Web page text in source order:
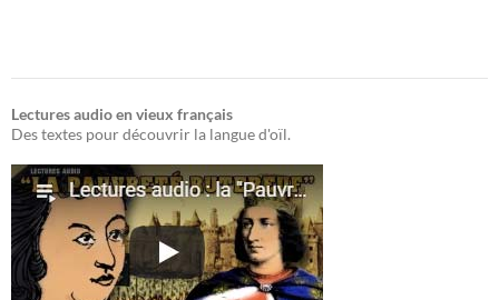
Lectures audio en vieux français
Des textes pour découvrir la langue d'oïl.